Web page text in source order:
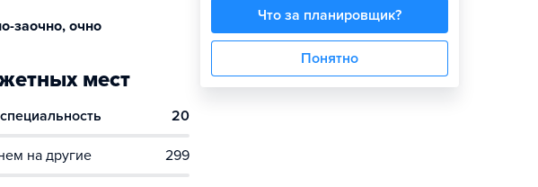
заочно, очно
мест
20
на другие 299
Что за планировщик?
Понятно